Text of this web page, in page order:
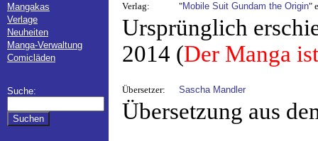
Mangakas
Verlage
Neuheiten
Manga-Verwaltung
Comicläden
Suche:
Verlag: "Mobile Suit Gundam the Origin"
Ursprünglich
2014 (Der Manga
Übersetzer: Sascha Mandler
Übersetzung aus